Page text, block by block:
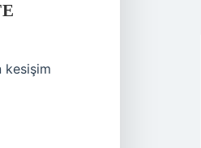
kesişim